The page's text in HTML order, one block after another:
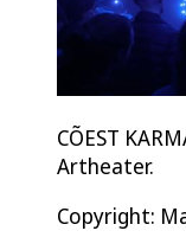
CÕEST
Artheater.
Copyright: